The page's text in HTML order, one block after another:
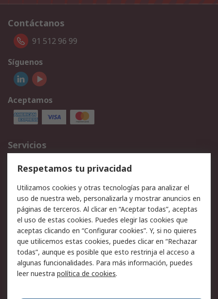
Contáctanos
91 512 96 99
Síguenos
Aceptamos
Servicios
Cómo realizar pedidos
Devoluciones
Facturación y pago
Ofertas
Soporte técnico
Legal
Aviso legal
Política de privacidad -
Actualizada
Política sobre cookies
Seguridad de emails
Certificaciones de
Condiciones de venta
Respetamos tu privacidad
Utilizamos cookies y otras tecnologías para analizar el
uso de nuestra web, personalizarla y mostrar anuncios en
páginas de terceros. Al clicar en “Aceptar todas”, aceptas
el uso de estas cookies. Puedes elegir las cookies que
aceptas clicando en “Configurar cookies”. Y, si no quieres
que utilicemos estas cookies, puedes clicar en “Rechazar
todas”, aunque es posible que esto restrinja el acceso a
algunas funcionalidades. Para más información, puedes
leer nuestra política de cookies.